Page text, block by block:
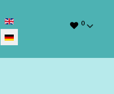
Sprache auswählen 0